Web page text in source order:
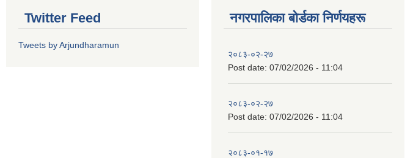
Twitter Feed
Tweets by Arjundharamun
नगरपालिका बाेर्डका निर्णयहरू
२०८३-०२-२७
Post date: 07/02/2026 - 11:04
२०८३-०२-२७
Post date: 07/02/2026 - 11:04
२०८३-०१-१७